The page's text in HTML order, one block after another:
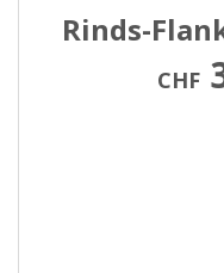
Rinds-
CHF